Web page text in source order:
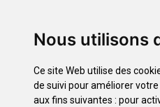
Nous utilisons
Ce site Web utilise des
de suivi pour améliorer
aux fins suivantes : pour
Los Silos
El Tanque
Tegueste